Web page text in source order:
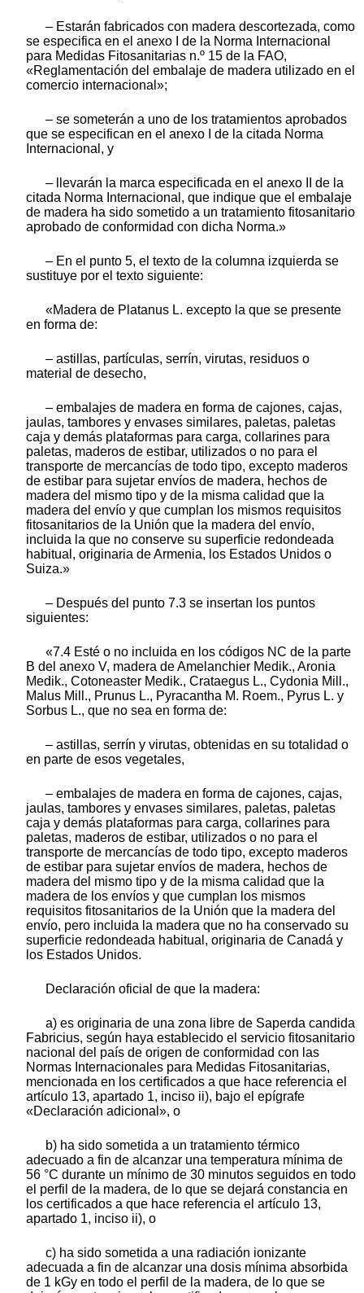
– Estarán fabricados con madera descortezada, como
se especifica en el anexo I de la Norma Internacional
para Medidas Fitosanitarias n.º 15 de la FAO,
«Reglamentación del embalaje de madera utilizado en el
comercio internacional»;
– se someterán a uno de los tratamientos aprobados
que se especifican en el anexo I de la citada Norma
Internacional, y
– llevarán la marca especificada en el anexo II de la
citada Norma Internacional, que indique que el embalaje
de madera ha sido sometido a un tratamiento fitosanitario
aprobado de conformidad con dicha Norma.»
– En el punto 5, el texto de la columna izquierda se
sustituye por el texto siguiente:
«Madera de Platanus L. excepto la que se presente
en forma de:
– astillas, partículas, serrín, virutas, residuos o
material de desecho,
– embalajes de madera en forma de cajones, cajas,
jaulas, tambores y envases similares, paletas, paletas
caja y demás plataformas para carga, collarines para
paletas, maderos de estibar, utilizados o no para el
transporte de mercancías de todo tipo, excepto maderos
de estibar para sujetar envíos de madera, hechos de
madera del mismo tipo y de la misma calidad que la
madera del envío y que cumplan los mismos requisitos
fitosanitarios de la Unión que la madera del envío,
incluida la que no conserve su superficie redondeada
habitual, originaria de Armenia, los Estados Unidos o
Suiza.»
– Después del punto 7.3 se insertan los puntos
siguientes:
«7.4 Esté o no incluida en los códigos NC de la parte
B del anexo V, madera de Amelanchier Medik., Aronia
Medik., Cotoneaster Medik., Crataegus L., Cydonia Mill.,
Malus Mill., Prunus L., Pyracantha M. Roem., Pyrus L. y
Sorbus L., que no sea en forma de:
– astillas, serrín y virutas, obtenidas en su totalidad o
en parte de esos vegetales,
– embalajes de madera en forma de cajones, cajas,
jaulas, tambores y envases similares, paletas, paletas
caja y demás plataformas para carga, collarines para
paletas, maderos de estibar, utilizados o no para el
transporte de mercancías de todo tipo, excepto maderos
de estibar para sujetar envíos de madera, hechos de
madera del mismo tipo y de la misma calidad que la
madera de los envíos y que cumplan los mismos
requisitos fitosanitarios de la Unión que la madera del
envío, pero incluida la madera que no ha conservado su
superficie redondeada habitual, originaria de Canadá y
los Estados Unidos.
Declaración oficial de que la madera:
a) es originaria de una zona libre de Saperda candida
Fabricius, según haya establecido el servicio fitosanitario
nacional del país de origen de conformidad con las
Normas Internacionales para Medidas Fitosanitarias,
mencionada en los certificados a que hace referencia el
artículo 13, apartado 1, inciso ii), bajo el epígrafe
«Declaración adicional», o
b) ha sido sometida a un tratamiento térmico
adecuado a fin de alcanzar una temperatura mínima de
56 °C durante un mínimo de 30 minutos seguidos en todo
el perfil de la madera, de lo que se dejará constancia en
los certificados a que hace referencia el artículo 13,
apartado 1, inciso ii), o
c) ha sido sometida a una radiación ionizante
adecuada a fin de alcanzar una dosis mínima absorbida
de 1 kGy en todo el perfil de la madera, de lo que se